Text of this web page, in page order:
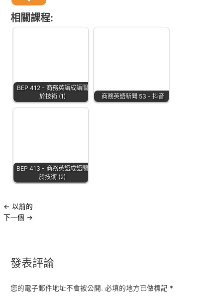
相關課程:
BEP 412 - 商務英語成語關
於技術 (1)
商務英語新聞 53 - 抖音
BEP 413 - 商務英語成語關
於技術 (2)
← 以前的
下一個 →
發表評論
您的電子郵件地址不會被公開. 必填的地方已做標記 *